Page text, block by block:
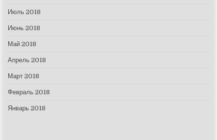
Июль 2018
Июнь 2018
Май 2018
Апрель 2018
Март 2018
Февраль 2018
Январь 2018